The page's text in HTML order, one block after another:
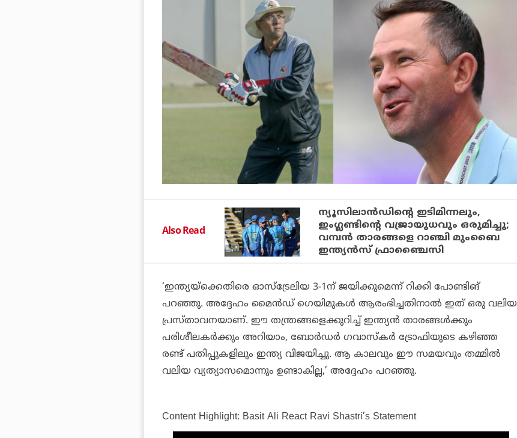
Also Read
ന്യൂസിലാന്‍ഡിന്റെ ഇടിമിന്നലും,
ഇംഗ്ലണ്ടിന്റെ വജ്രായുധവും ഒരുമിച്ചു;
വമ്പന്‍ താരങ്ങളെ റാഞ്ചി മുംബൈ
ഇന്ത്യന്‍സ് ഫ്രാഞ്ചൈസി
‘ഇന്ത്യയ്ക്കെതിരെ ഓസ്‌ട്രേലിയ 3-1ന് ജയിക്കുമെന്ന് റിക്കി പോണ്ടിങ്
പറഞ്ഞു. അദ്ദേഹം മൈന്‍ഡ് ഗെയിമുകള്‍ ആരംഭിച്ചതിനാല്‍ ഇത് ഒരു വലിയ
പ്രസ്താവനയാണ്. ഈ തന്ത്രങ്ങളെക്കുറിച്ച് ഇന്ത്യന്‍ താരങ്ങള്‍ക്കും
പരിശീലകര്‍ക്കും അറിയാം, ബോര്‍ഡര്‍ ഗവാസ്‌കര്‍ ട്രോഫിയുടെ കഴിഞ്ഞ
രണ്ട് പതിപ്പുകളിലും ഇന്ത്യ വിജയിച്ചു. ആ കാലവും ഈ സമയവും തമ്മില്‍
വലിയ വ്യത്യാസമൊന്നും ഉണ്ടാകില്ല,’ അദ്ദേഹം പറഞ്ഞു.
Content Highlight: Basit Ali React Ravi Shastri’s Statement